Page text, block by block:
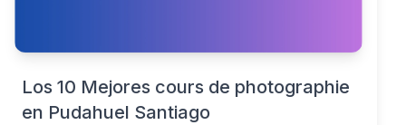
Los 10 Mejores cours de photographie
en Pudahuel Santiago